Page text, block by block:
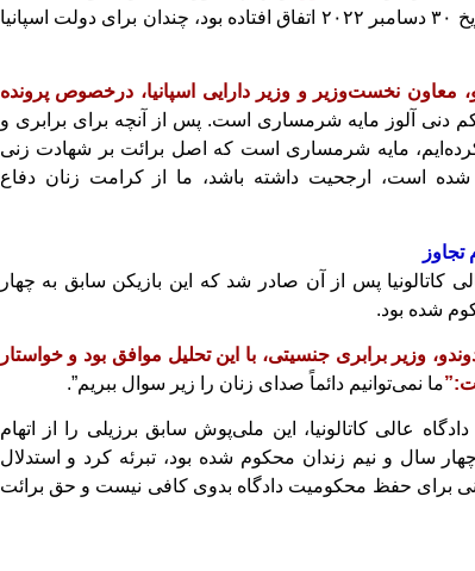
که در تاریخ ۳۰ دسامبر ۲۰۲۲ اتفاق افتاده بود، چندان برای دولت اسپانیا
معاون نخست‌وزیر و وزیر دارایی اسپانیا، درخصوص پرونده
دنی آلوز مایه شرمساری است. پس از آنچه برای برابری و
مایه شرمساری است که اصل برائت بر شهادت زنی
است، ارجحیت داشته باشد، ما از کرامت زنان دفاع
تجاوز
کاتالونیا پس از آن صادر شد که این بازیکن سابق به چهار
شده بود.
وزیر برابری جنسیتی، با این تحلیل موافق بود و خواستار
ما نمی‌توانیم دائماً صدای زنان را زیر سوال ببریم”.
عالی کاتالونیا، این ملی‌پوش سابق برزیلی را از اتهام
سال و نیم زندان محکوم شده بود، تبرئه کرد و استدلال
برای حفظ محکومیت دادگاه بدوی کافی نیست و حق برائت